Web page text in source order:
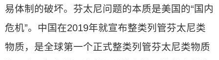
易体制的破坏。芬太尼问题的本质是美国的“国内
危机”。中国在2019年就宣布整类列管芬太尼类
物质，是全球第一个正式整类列管芬太尼类物质